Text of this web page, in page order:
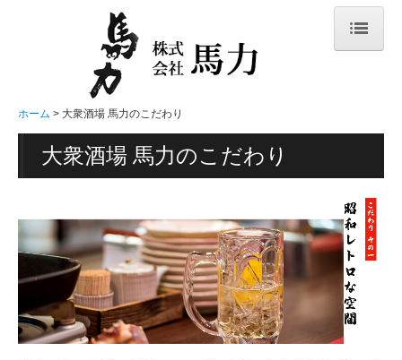
メニュー表
大衆酒場 馬力のこだわり
ビジネスの特長
事業内容
FC展開（募集）
スタッフ募集
ホーム 大衆酒場 馬力のこだわり
大衆酒場 馬力のこだわり